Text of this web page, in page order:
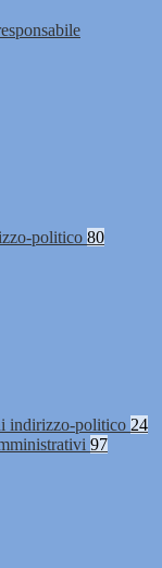
politico 80
indirizzo-politico 24
97